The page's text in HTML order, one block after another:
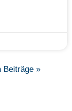
Beiträge »